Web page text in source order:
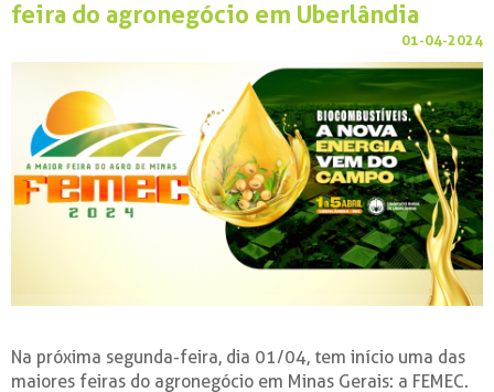
feira do agronegócio em Uberlândia
01-04-2024
Na próxima segunda-feira, dia 01/04, tem início uma das
maiores feiras do agronegócio em Minas Gerais: a FEMEC.